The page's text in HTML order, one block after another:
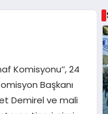
Komisyonu’’, 24
Başkanı
Demirel ve mali